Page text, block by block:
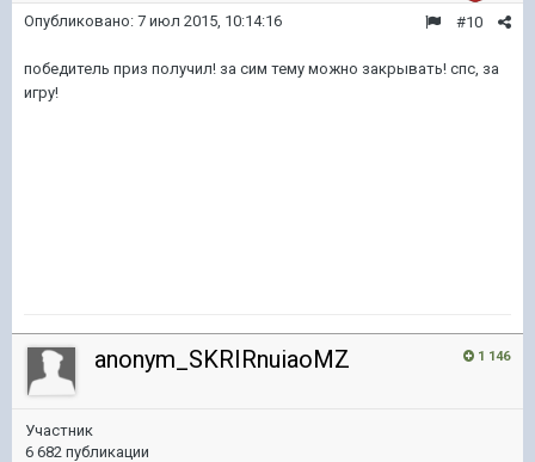
#10
Опубликовано: 7 июл 2015, 10:14:16
победитель приз получил! за сим тему можно закрывать! спс, за
игру!
1 146
anonym_SKRIRnuiaoMZ
Участник
6 682 публикации